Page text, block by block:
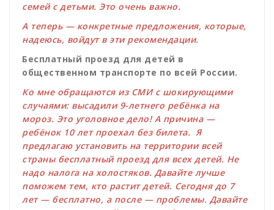
семей с детьми. Это очень важно.
А теперь — конкретные предложения, которые,
надеюсь, войдут в эти рекомендации.
Бесплатный проезд для детей в
общественном транспорте по всей России.
Ко мне обращаются из СМИ с шокирующими
случаями: высадили 9-летнего ребёнка на
мороз. Это уголовное дело! А причина —
ребёнок 10 лет проехал без билета. Я
предлагаю установить на территории всей
страны бесплатный проезд для всех детей. Не
надо налога на холостяков. Давайте лучше
поможем тем, кто растит детей. Сегодня до 7
лет — бесплатно, а после — проблемы. Давайте